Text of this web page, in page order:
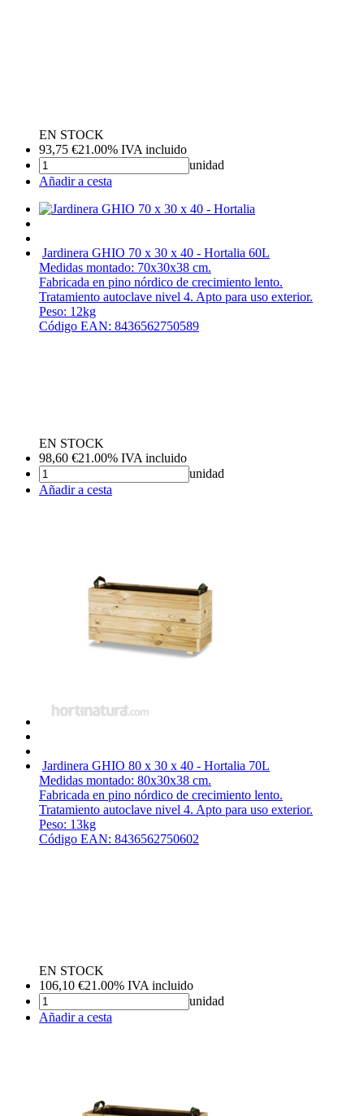
EN STOCK
93,75 €21.00% IVA incluido
unidad
Añadir a cesta
Jardinera GHIO 70 x 30 x 40 - Hortalia 60L
Medidas montado: 70x30x38 cm.
Fabricada en pino nórdico de crecimiento lento.
Tratamiento autoclave nivel 4. Apto para uso exterior.
Peso: 12kg
Código EAN: 8436562750589
EN STOCK
98,60 €21.00% IVA incluido
unidad
Añadir a cesta
Jardinera GHIO 80 x 30 x 40 - Hortalia 70L
Medidas montado: 80x30x38 cm.
Fabricada en pino nórdico de crecimiento lento.
Tratamiento autoclave nivel 4. Apto para uso exterior.
Peso: 13kg
Código EAN: 8436562750602
EN STOCK
106,10 €21.00% IVA incluido
unidad
Añadir a cesta